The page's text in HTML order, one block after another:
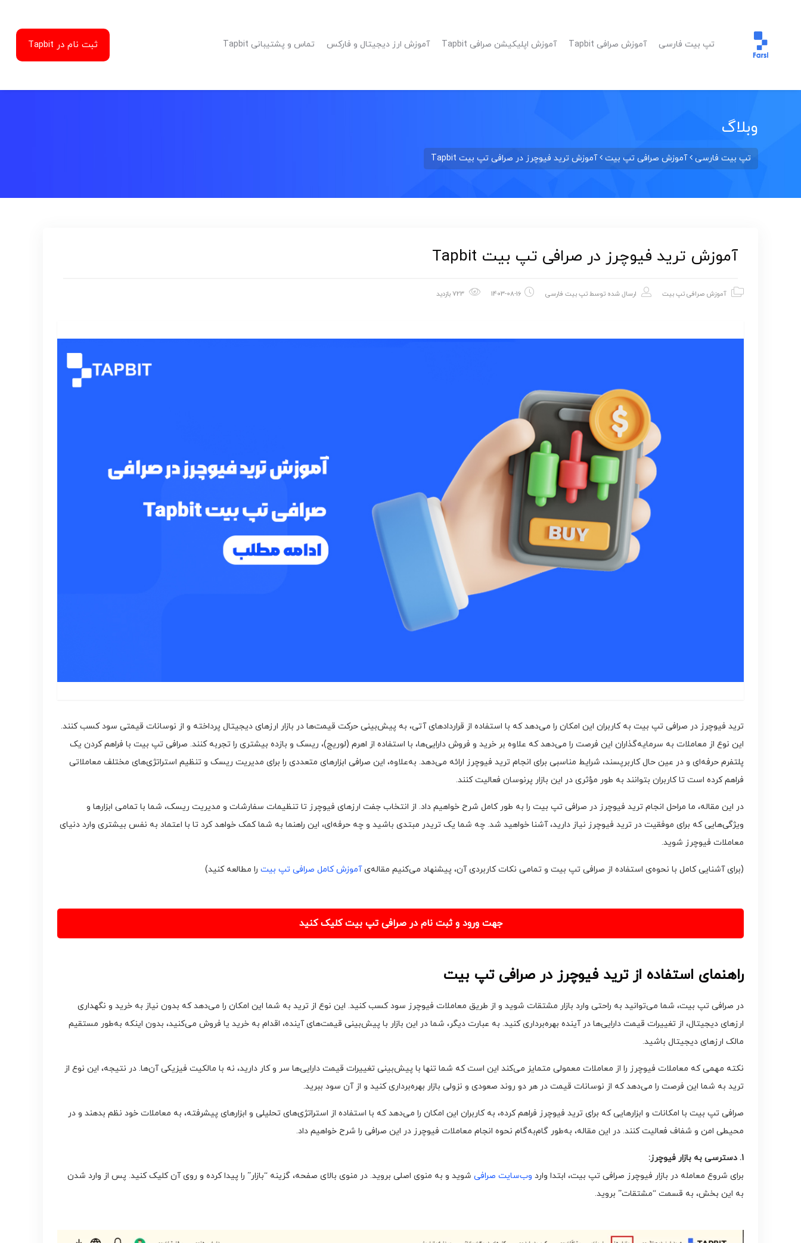
تپ بیت فارسی آموزش صرافی Tapbit آموزش اپلیکیشن صرافی Tapbit آموزش ارز دیجیتال و فارکس تماس و پشتیبانی Tapbit ثبت نام در Tapbit
وبلاگ
تپ بیت فارسی آموزش صرافی تپ بیت آموزش ترید فیوچرز در صرافی تپ بیت Tapbit
آموزش ترید فیوچرز در صرافی تپ بیت Tapbit
آموزش صرافی تپ بیت ارسال شده توسطتپ بیت فارسی 1403-08-16
ترید فیوچرز در صرافی تپ بیت به کاربران این امکان را می‌دهد که با استفاده از قراردادهای آتی، به پیش‌بینی حرکت قیمت‌ها در بازار ارزهای دیجیتال پرداخته و از نوسانات قیمتی سود کسب کنند.
این نوع از معاملات به سرمایه‌گذاران این فرصت را می‌دهد که علاوه بر خرید و فروش دارایی‌ها، با استفاده از اهرم (لوریج)، ریسک و بازده بیشتری را تجربه کنند. صرافی تپ بیت با فراهم کردن یک
پلتفرم حرفه‌ای و در عین حال کاربرپسند، شرایط مناسبی برای انجام ترید فیوچرز ارائه می‌دهد. به‌علاوه، این صرافی ابزارهای متعددی را برای مدیریت ریسک و تنظیم استراتژی‌های مختلف معاملاتی
فراهم کرده است تا کاربران بتوانند به طور مؤثری در این بازار پرنوسان فعالیت کنند.
در این مقاله، ما مراحل انجام ترید فیوچرز در صرافی تپ بیت را به طور کامل شرح خواهیم داد. از انتخاب جفت ارزهای فیوچرز تا تنظیمات سفارشات و مدیریت ریسک، شما با تمامی ابزارها و
ویژگی‌هایی که برای موفقیت در ترید فیوچرز نیاز دارید، آشنا خواهید شد. چه شما یک تریدر مبتدی باشید و چه حرفه‌ای، این راهنما به شما کمک خواهد کرد تا با اعتماد به نفس بیشتری وارد دنیای
معاملات فیوچرز شوید.
(برای آشنایی کامل با نحوه‌ی استفاده از صرافی تپ بیت و تمامی نکات کاربردی آن، پیشنهاد می‌کنیم مقاله‌یآموزش کامل صرافی تپ بیت را مطالعه کنید)
جهت ورود و ثبت نام در صرافی تپ بیت کلیک کنید
راهنمای استفاده از ترید فیوچرز در صرافی تپ بیت
در صرافی تپ بیت، شما می‌توانید به راحتی وارد بازار مشتقات شوید و از طریق معاملات فیوچرز سود کسب کنید. این نوع از ترید به شما این امکان را می‌دهد که بدون نیاز به خرید و نگهداری
ارزهای دیجیتال، از تغییرات قیمت دارایی‌ها در آینده بهره‌برداری کنید. به عبارت دیگر، شما در این بازار با پیش‌بینی قیمت‌های آینده، اقدام به خرید یا فروش می‌کنید، بدون اینکه به‌طور مستقیم
مالک ارزهای دیجیتال باشید.
نکته مهمی که معاملات فیوچرز را از معاملات معمولی متمایز می‌کند این است که شما تنها با پیش‌بینی تغییرات قیمت دارایی‌ها سر و کار دارید، نه با مالکیت فیزیکی آن‌ها. در نتیجه، این نوع از
ترید به شما این فرصت را می‌دهد که از نوسانات قیمت در هر دو روند صعودی و نزولی بازار بهره‌برداری کنید و از آن سود ببرید.
صرافی تپ بیت با امکانات و ابزارهایی که برای ترید فیوچرز فراهم کرده، به کاربران این امکان را می‌دهد که با استفاده از استراتژی‌های تحلیلی و ابزارهای پیشرفته، به معاملات خود نظم بدهند و در
محیطی امن و شفاف فعالیت کنند. در این مقاله، به‌طور گام‌به‌گام نحوه انجام معاملات فیوچرز در این صرافی را شرح خواهیم داد.
1. دسترسی به بازار فیوچرز:
برای شروع معامله در بازار فیوچرز صرافی تپ بیت، ابتدا وارد وب‌سایت صرافی شوید و به منوی اصلی بروید. در منوی بالای صفحه، گزینه “بازار” را پیدا کرده و روی آن کلیک کنید. پس از وارد شدن
به این بخش، به قسمت “مشتقات” بروید.